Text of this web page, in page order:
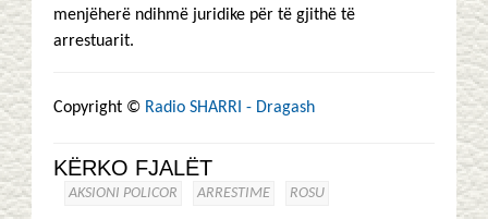
menjëherë ndihmë juridike për të gjithë të
arrestuarit.
Copyright © Radio SHARRI - Dragash
KËRKO FJALËT
AKSIONI POLICOR ARRESTIME ROSU